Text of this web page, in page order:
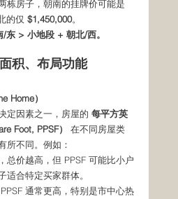
栋房子，朝南的挂牌价可能是
的仅 $1,450,000。
东 > 小地段 + 朝北/西。
积、布局功能
Home）
定因素之一，房屋的 每平方英
Foot, PPSF）
在不同房屋类
所不同。例如：
总价越高，但 PPSF 可能比小户
适合特定买家群体。
PPSF 通常更高，特别是市中心热